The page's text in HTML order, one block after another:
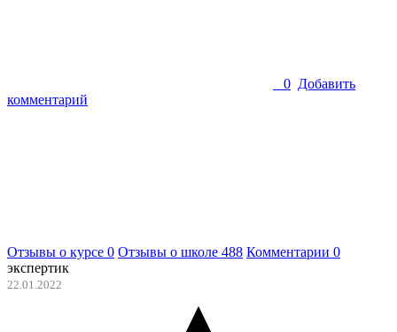
0 Добавить
комментарий
Отзывы о курсе 0 Отзывы о школе 488 Комментарии 0
экспертик
22.01.2022